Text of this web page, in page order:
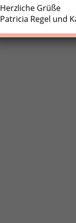
Herzliche Grüße
Patricia Regel und